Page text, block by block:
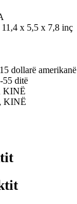
x 5,5 x 7,8 inç
dollarë amerikanë
55 ditë
KINË
KINË